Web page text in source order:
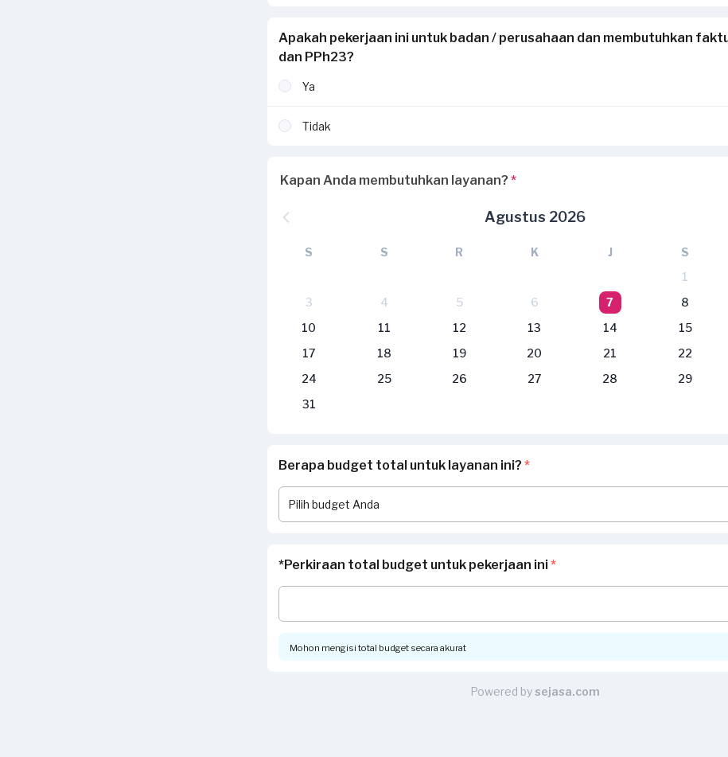
Apakah pekerjaan ini untuk badan / perusahaan dan membutuhkan
dan PPh23?
Ya
Tidak
Kapan Anda membutuhkan layanan? *
Agustus 2026
S S R K J S
1
3
4 5 6 7 8
10
11 12 13 14 15
17
18 19 20 21 22
24
25 26 27 28 29
31
Berapa budget total untuk layanan ini? *
*Perkiraan total budget untuk pekerjaan ini*
Mohon mengisi total budget secara akurat
Powered bysejasa.com